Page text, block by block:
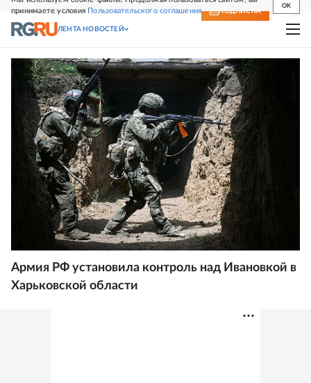
принимаете условия Пользовательского соглашения
OK
СВЕЖИЙ НОМЕР ПОДПИСКА
ЛЕНТА НОВОСТЕЙ
Армия РФ установила контроль над Ивановкой в
Харьковской области